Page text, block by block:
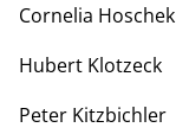
Cornelia Hoschek
Hubert Klotzeck
Peter Kitzbichler